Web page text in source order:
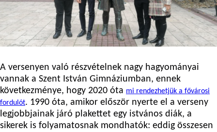
A versenyen való részvételnek nagy hagyományai
vannak a Szent István Gimnáziumban, ennek
következménye, hogy 2020 óta mi rendezhetjük a fővárosi
fordulót. 1990 óta, amikor először nyerte el a verseny
legjobbjainak járó plakettet egy istvános diák, a
sikerek is folyamatosnak mondhatók: eddig összesen